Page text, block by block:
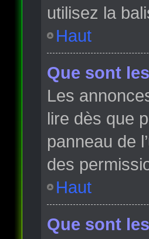
utilisez la
Haut
Que sont
Les
lire dès que
panneau de
des
Haut
Que sont